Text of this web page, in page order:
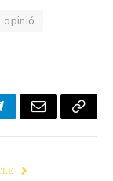
opinió
Email Copy